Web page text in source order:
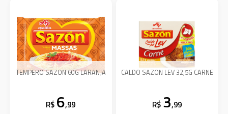
TEMPERO SAZON 60G LARANJA
R$ 6,99
CALDO SAZON LEV 32,5G CARNE
R$ 3,99